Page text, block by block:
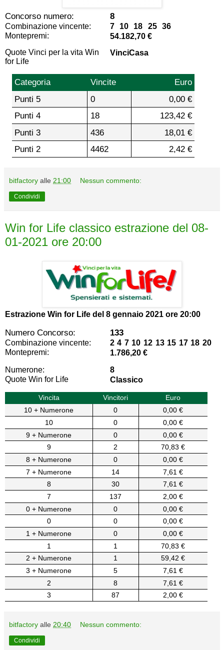
Concorso numero: 8
Combinazione vincente:
7 10 18 25 36
Montepremi:
54.182,70 €
Quote Vinci per la vita Win
for Life
VinciCasa
Categoria Vincite
Euro
Punti 5
0
0,00 €
Punti 4
18
123,42 €
Punti 3
436
18,01 €
Punti 2
4462 2,42 €
bitfactory alle 21:00 Nessun commento:
Condividi
Win for Life classico estrazione del 08-
01-2021 ore 20:00
Estrazione Win for Life del 8 gennaio 2021 ore 20:00
Numero Concorso: 133
Combinazione vincente:
2 4 7 10 12 13 15 17 18 20
Montepremi:
1.786,20 €
Numerone:
8
Quote Win for Life
Classico
Vincita Vincitori
Euro
10 + Numerone
0
0,00 €
10
0
0,00 €
9 + Numerone
0
0,00 €
9
2
70,83 €
8 + Numerone
0
0,00 €
7 + Numerone
14
7,61 €
8
30
7,61 €
7
137
2,00 €
0 + Numerone
0
0,00 €
0
0
0,00 €
1 + Numerone
0
0,00 €
1
1
70,83 €
2 + Numerone
1
59,42 €
3 + Numerone
5
7,61 €
2
8
7,61 €
3
87 2,00 €
bitfactory alle 20:40 Nessun commento:
Condividi